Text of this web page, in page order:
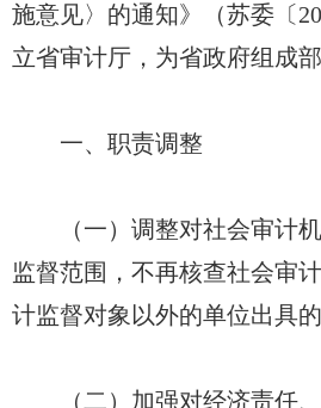
施意见〉的通知》（苏委〔
立省审计厅，为省政府组成部
一、职责调整
（一）调整对社会审计机
监督范围，不再核查社会审
计监督对象以外的单位出具
（二）加强对经济责任、